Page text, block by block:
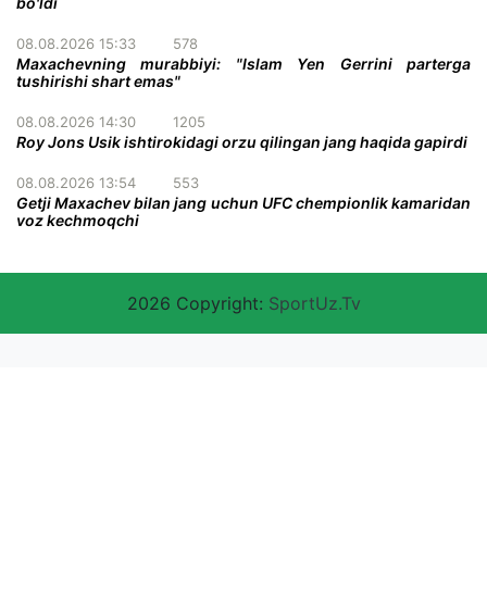
08.08.2026 15:33 578
Maxachevning murabbiyi: "Islam Yen Gerrini parterga
tushirishi shart emas"
08.08.2026 14:30 1205
Roy Jons Usik ishtirokidagi orzu qilingan jang haqida gapirdi
08.08.2026 13:54 553
Getji Maxachev bilan jang uchun UFC chempionlik kamaridan
voz kechmoqchi
2026 Copyright: SportUz.Tv